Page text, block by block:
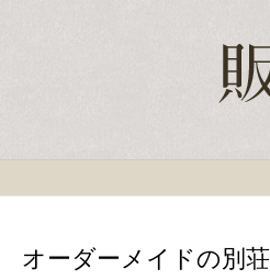
オーダーメイドの別